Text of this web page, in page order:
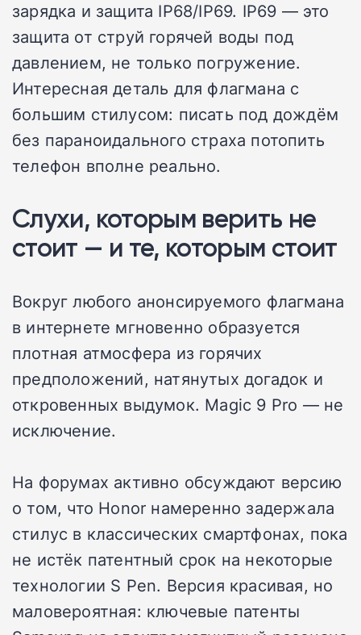
зарядка и защита IP68/IP69. IP69 — это
защита от струй горячей воды под
давлением, не только погружение.
Интересная деталь для флагмана с
большим стилусом: писать под дождём
без параноидального страха потопить
телефон вполне реально.
Слухи, которым верить не
стоит — и те, которым стоит
Вокруг любого анонсируемого флагмана
в интернете мгновенно образуется
плотная атмосфера из горячих
предположений, натянутых догадок и
откровенных выдумок. Magic 9 Pro — не
исключение.
На форумах активно обсуждают версию
о том, что Honor намеренно задержала
стилус в классических смартфонах, пока
не истёк патентный срок на некоторые
технологии S Pen. Версия красивая, но
маловероятная: ключевые патенты